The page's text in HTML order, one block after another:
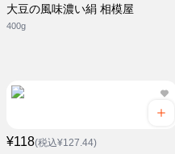
大豆の風味濃い絹 相模屋
400g
¥118(税込¥127.44)